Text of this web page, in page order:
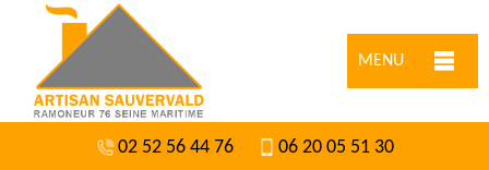
MENU
02 52 56 44 76 06 20 05 51 30